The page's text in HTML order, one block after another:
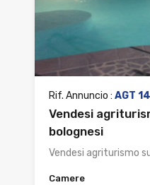
Rif. Annuncio : AGT 14
Vendesi
bolognesi
Vendesi agriturismo
Camere